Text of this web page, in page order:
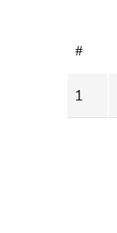
#
1